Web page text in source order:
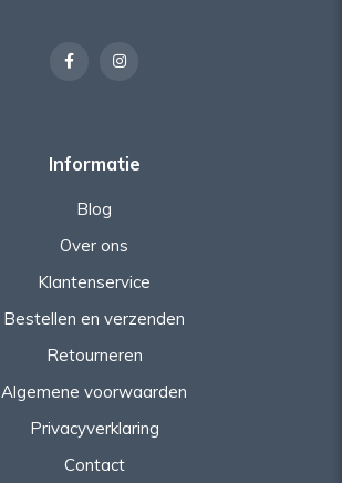
Informatie
Blog
Over ons
Klantenservice
Bestellen en verzenden
Retourneren
Algemene voorwaarden
Privacyverklaring
Contact